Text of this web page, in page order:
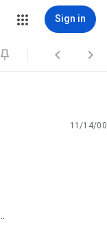
Sign in
 
11/14/00